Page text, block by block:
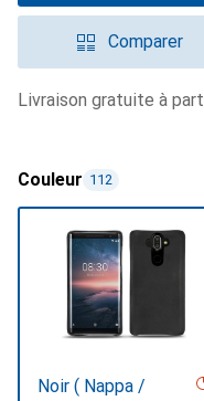
Comparer
Livraison gratuite à
Couleur 112
Noir ( Nappa /